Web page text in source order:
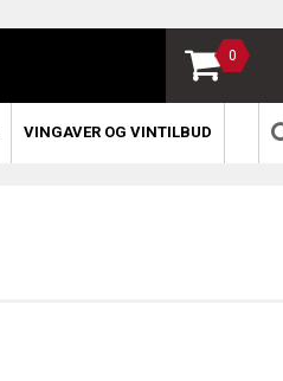
0
VINGAVER OG VINTILBUD